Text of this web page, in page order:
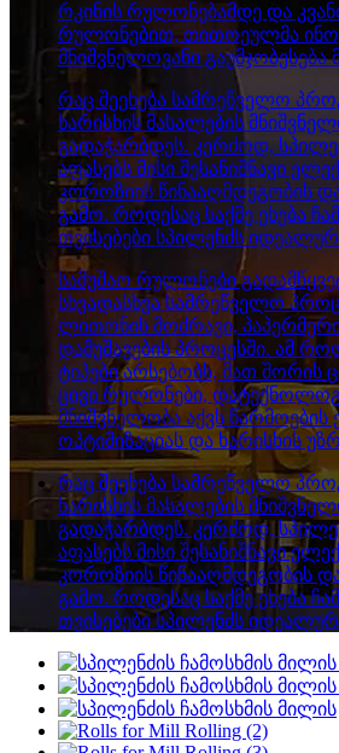
რკინის რულონებამდე და
რულონებით, თითოეულმა
მნიშვნელოვანი გაუმჯობესება
რაც შეეხება სამრეწველო
ხარისხის მასალების
გადაჭარბდეს. კერძოდ,
აფასებს მისი შესანიშნავი
კოროზიის წინააღმდეგობის
გამო. როდესაც საქმე ეხება
თვისებები სპილენძს იდეალურ
სამუშაო რულონები
სხვადასხვა სამრეწველო
ლითონის მოძრავი,
დამუშავების პროცესში. ამ
ტიპები არსებობს, მათ შორის
ცივი რულონები,
მნიშვნელობა აქვს
ოპტიმიზაციას და ხარისხის
რაც შეეხება სამრეწველო
ხარისხის მასალების
გადაჭარბდეს. კერძოდ,
აფასებს მისი შესანიშნავი
კოროზიის წინააღმდეგობის
გამო. როდესაც საქმე ეხება
თვისებები სპილენძს იდეალურ